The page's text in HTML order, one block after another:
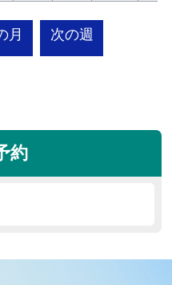
月 次の週
約